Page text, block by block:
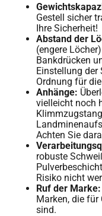
Gestell sicher
Ihre Sicherheit!
Abstand der
(engere
Bankdrücken
Einstellung der
Ordnung für
Anhänge:
vielleicht noch
Achten Sie
robuste
Risiko nicht
Ruf der Marke:
Marken, die
sind.